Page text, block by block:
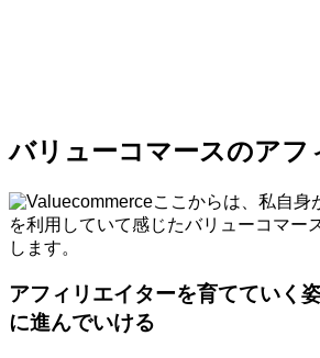
バリューコマースのアフ
ここからは、私自身
を利用していて感じたバリューコマー
します。
アフィリエイターを育てていく
に進んでいける